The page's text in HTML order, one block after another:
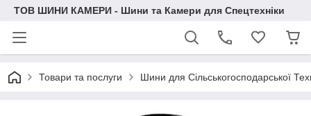
ТОВ ШИНИ КАМЕРИ - Шини та Камери для Спецтехніки
Товари та послуги Шини для Сільськогосподарської